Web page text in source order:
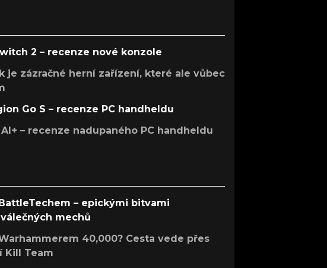
2 – recenze nové konzole
je zázračné herní zařízení, které ale vůbec
Go S – recenze PC handheldu
AI+ – recenze nadupaného PC handheldu
– epickými bitvami
mechů
40,000? Cesta vede přes
Kill Team